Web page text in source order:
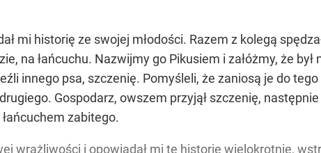
mi historię ze swojej młodości. Razem z kolegą
na łańcuchu. Nazwijmy go Pikusiem i załóżmy, że
innego psa, szczenię. Pomyśleli, że zaniosą je do
Gospodarz, owszem przyjął szczenię,
zabitego.
wrażliwości i opowiadał mi tę historię wielokrotnie,